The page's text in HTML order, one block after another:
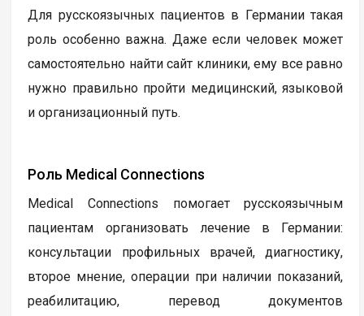
Для русскоязычных пациентов в Германии такая
роль особенно важна. Даже если человек может
самостоятельно найти сайт клиники, ему все равно
нужно правильно пройти медицинский, языковой
и организационный путь.
Роль Medical Connections
Medical Connections помогает русскоязычным
пациентам организовать лечение в Германии:
консультации профильных врачей, диагностику,
второе мнение, операции при наличии показаний,
реабилитацию, перевод документов